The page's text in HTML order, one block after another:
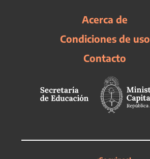
Acerca de
Condiciones de uso
Contacto